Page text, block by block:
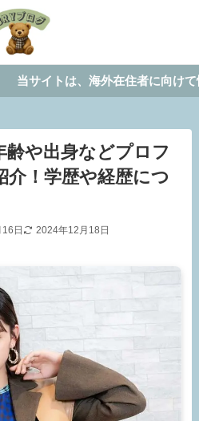
トは、海外在住者に向けて情報を
齢や出身などプロフ
介！学歴や経歴につ
日 2024年12月18日